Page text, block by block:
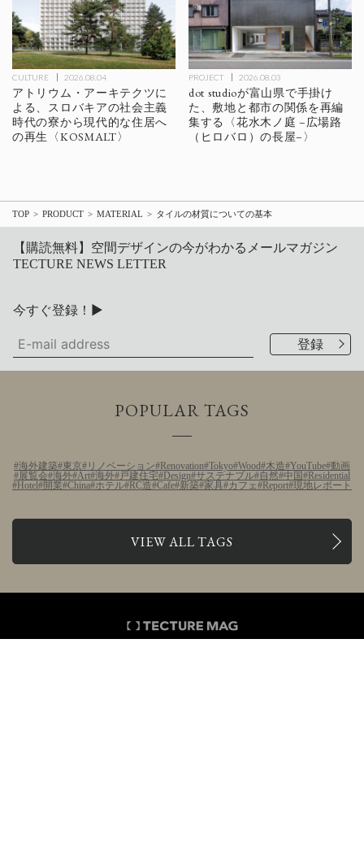
CULTURE 2026.08.04
アトリウム・アーキテクツに
よる、スロバキアの社会主義
時代の寮から現代的な住居へ
の再生〈KOSMALT〉
PROJECT 2026.08.03
dot studioが富山県で手掛け
た、敷地と都市の関係を再編
集する〈花水木ノ庭 –広場路
（ヒロバロ）の長屋–〉
TOP PRODUCT MATERIAL タイルの材質についての基本
【購読無料】空間デザインの今がわかるメールマガジン
TECTURE NEWS LETTER
今すぐ登録！▶
POPULAR TAGS
海外建築 東京 リノベーション Renovation Tokyo Wood 木造 YouTube 動画
展覧会 海外 Art 海外 戸建住宅 Design サステナブル 自然 中国 Residential
Hotel 開業 China ホテル RC造 Cafe 新築 家具 カフェ Report 現地レポート
VIEW ALL TAGS